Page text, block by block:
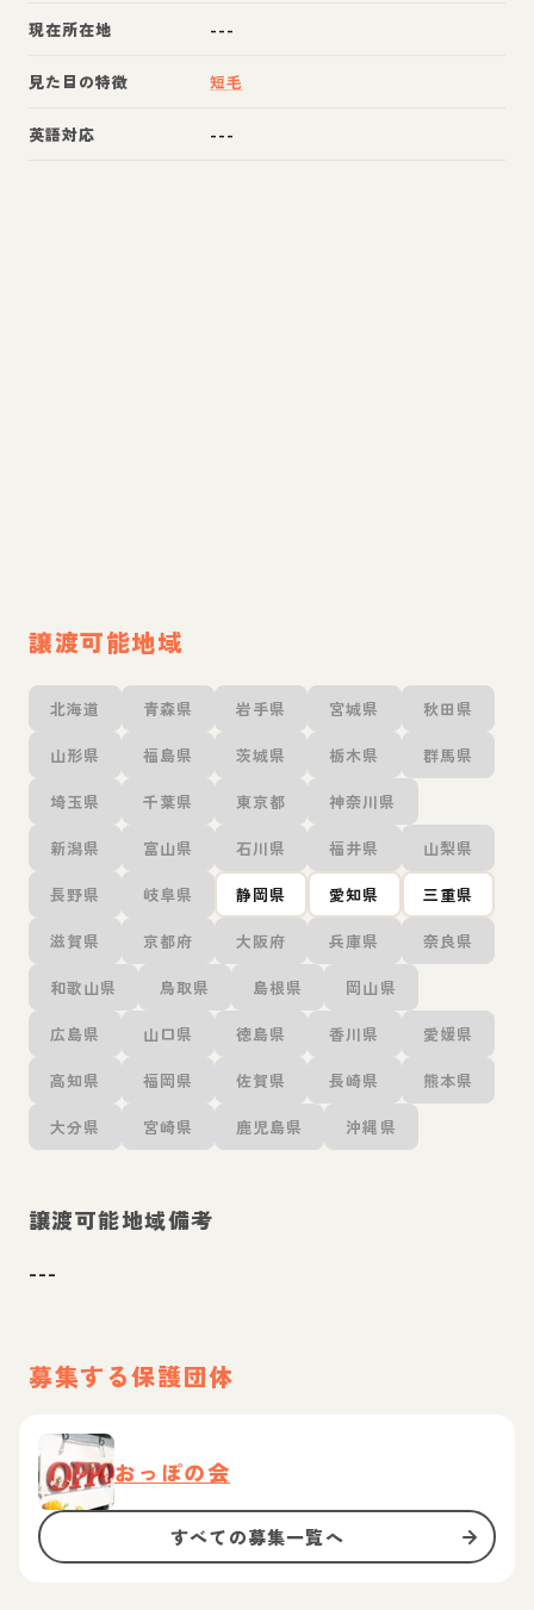
現在所在地 ---
見た目の特徴 短毛
英語対応 ---
譲渡可能地域
北海道 青森県 岩手県 宮城県 秋田県
山形県 福島県 茨城県 栃木県 群馬県
埼玉県 千葉県 東京都 神奈川県
新潟県 富山県 石川県 福井県 山梨県
長野県 岐阜県 静岡県 愛知県 三重県
滋賀県 京都府 大阪府 兵庫県 奈良県
和歌山県 鳥取県 島根県 岡山県
広島県 山口県 徳島県 香川県 愛媛県
高知県 福岡県 佐賀県 長崎県 熊本県
大分県 宮崎県 鹿児島県 沖縄県
譲渡可能地域備考
---
募集する保護団体
おっぽの会
すべての募集一覧へ